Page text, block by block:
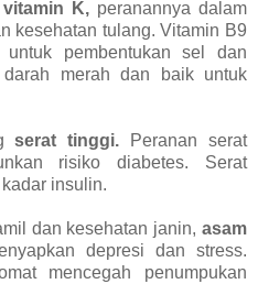
vitamin K,peranannya dalam
kesehatan tulang. Vitamin B9
pembentukan sel dan
merah dan baik untuk
serat tinggi. Peranan serat
risiko diabetes. Serat
insulin.
dan kesehatan janin, asam
depresi dan stress.
mencegah penumpukan